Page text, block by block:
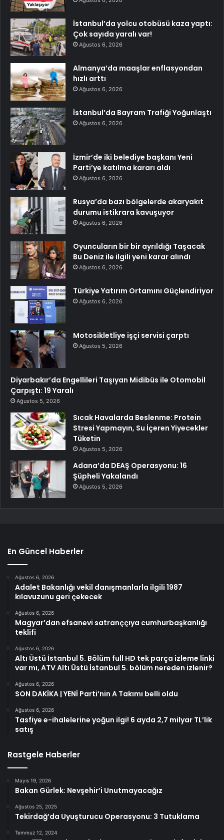
İstanbul’da yolcu otobüsü kaza yaptı:
Çok sayıda yaralı var!
Ağustos 6, 2026
Almanya’da maaşlar enflasyondan
hızlı arttı
Ağustos 6, 2026
İstanbul’da Bayram Trafiği Yoğunlaştı
Ağustos 6, 2026
İzmir’de iki belediye başkanı Yeni
Parti’ye katılma kararı aldı
Ağustos 6, 2026
Rusya’da bazı bölgelerde akaryakıt
durumu istikrara kavuşuyor
Ağustos 6, 2026
Oyuncuların bir bir ayrıldığı Taşacak
Bu Deniz ile ilgili yeni karar alındı
Ağustos 6, 2026
Türkiye Yatırım Ortamını Güçlendiriyor
Ağustos 6, 2026
Motosikletliye işçi servisi çarptı
Ağustos 5, 2026
Diyarbakır’da Engellileri Taşıyan Midibüs ile Otomobil
Çarpıştı: 19 Yaralı
Ağustos 5, 2026
Sıcak Havalarda Beslenme: Protein
Stresi Yapmayın, Su İçeren Yiyecekler
Tüketin
Ağustos 5, 2026
Adana’da DEAŞ Operasyonu: 16
Şüpheli Yakalandı
Ağustos 5, 2026
En Güncel Haberler
Ağustos 6, 2026
Adalet Bakanlığı vekil danışmanlarla ilgili 1987
kılavuzunu geri çekecek
Ağustos 6, 2026
Magyar’dan efsanevi satranççıya cumhurbaşkanlığı
teklifi
Ağustos 6, 2026
Altı Üstü İstanbul 5. Bölüm full HD tek parça izleme linki
var mı, ATV Altı Üstü İstanbul 5. bölüm nereden izlenir?
Ağustos 6, 2026
SON DAKİKA | YENİ Parti’nin A Takımı belli oldu
Ağustos 6, 2026
Tasfiye e-ihalelerine yoğun ilgi! 6 ayda 2,7 milyar TL’lik
satış
Rastgele Haberler
Mayıs 19, 2026
Bakan Gürlek: Nevşehir’i Unutmayacağız
Ağustos 25, 2025
Tekirdağ’da Uyuşturucu Operasyonu: 3 Tutuklama
Temmuz 12, 2024